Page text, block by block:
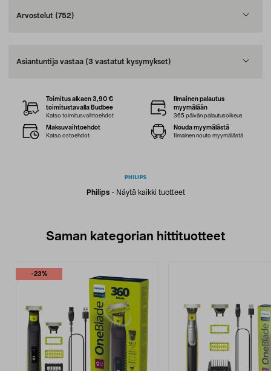
Arvostelut (752)
Asiantuntija vastaa (3 vastatut kysymykset)
Philips- Näytä kaikki tuotteet
Toimitus alkaen 3,90 €
toimitustavalla Budbee
Katso toimitusvaihtoehdot
Ilmainen palautus
myymälään
365 päivän palautusoikeus
Maksuvaihtoehdot
Katso ostoehdot
Nouda myymälästä
Ilmainen nouto myymälästä
Saman kategorian hittituotteet
-23%